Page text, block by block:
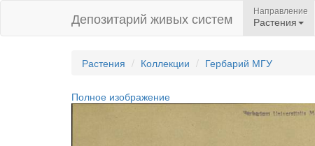
Депозитарий живых систем Направление
Растения
Растения Коллекции Гербарий МГУ
Полное изображение